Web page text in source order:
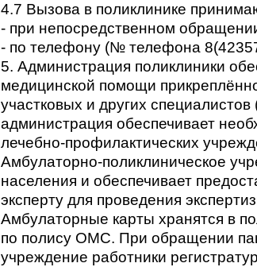
4.7 Вызова в поликлинике
- при непосредственном
- по телефону (№ телефона
5. Администрация поликлиники
медицинской помощи
участковых и других
администрация обеспечивает
лечебно-профилактических
Амбулаторно-поликлиническое
населения и обеспечивает
эксперту для проведения
Амбулаторные карты хранятся в
по полису ОМС. При обращении
учреждение работники